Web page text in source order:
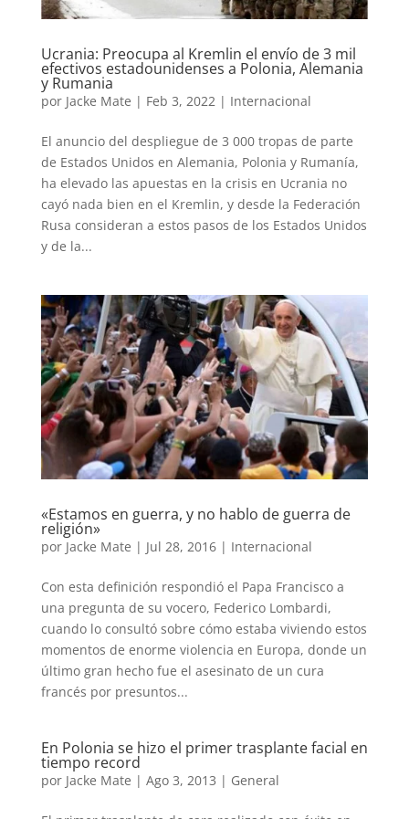
Ucrania: Preocupa al Kremlin el envío de 3 mil
efectivos estadounidenses a Polonia, Alemania
y Rumania
por Jacke Mate | Feb 3, 2022| Internacional
El anuncio del despliegue de 3 000 tropas de parte
de Estados Unidos en Alemania, Polonia y Rumanía,
ha elevado las apuestas en la crisis en Ucrania no
cayó nada bien en el Kremlin, y desde la Federación
Rusa consideran a estos pasos de los Estados Unidos
y de la...
«Estamos en guerra, y no hablo de guerra de
religión»
por Jacke Mate | Jul 28, 2016| Internacional
Con esta definición respondió el Papa Francisco a
una pregunta de su vocero, Federico Lombardi,
cuando lo consultó sobre cómo estaba viviendo estos
momentos de enorme violencia en Europa, donde un
último gran hecho fue el asesinato de un cura
francés por presuntos...
En Polonia se hizo el primer trasplante facial en
tiempo record
por Jacke Mate | Ago 3, 2013 | General